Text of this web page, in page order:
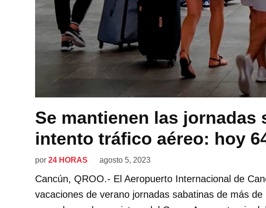
Se mantienen las jornadas
intento tráfico aéreo: hoy
por 24 HORAS agosto 5, 2023
Cancún, QROO.- El Aeropuerto Internacional de
vacaciones de verano jornadas sabatinas de más